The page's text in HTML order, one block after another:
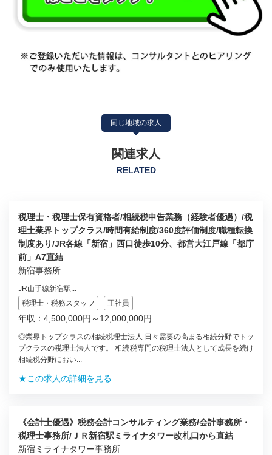
同じ地域の求人
関連求人
RELATED
税理士・税理士保有資格者/相続税申告業務（経験者優遇）/税
理士業界トップクラス/時間有給制度/360度評価制度/職種転換
制度あり/JR各線「新宿」西口徒歩10分、都営大江戸線「都庁
前」A7直結
新宿事務所
JR山手線新宿駅...
税理士・税務スタッフ
正社員
年収：4,500,000円～12,000,000円
◎業界トップクラスの相続税理士法人 日々需要の高まる相続分野でトッ
プクラスの税理士法人です。 相続税専門の税理士法人として成長を続け
相続税分野におい...
★この求人の詳細を見る
《会計士優遇》税務会計コンサルティング業務/会計事務所・
税理士事務所/ＪＲ新宿駅ミライナタワー改札口から直結
新宿ミライナタワー事務所